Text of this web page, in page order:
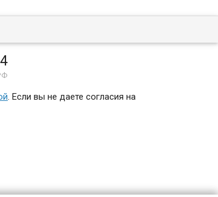
. Если вы не даете согласия на